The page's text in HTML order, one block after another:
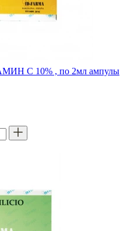
С 10% , по 2мл ампулы